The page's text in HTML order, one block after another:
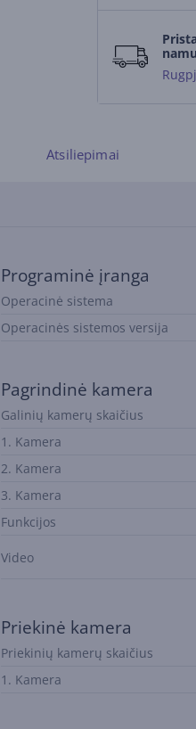
Atsiliepimai
Programinė įranga
Operacinė sistema
Operacinės sistemos versija
Pagrindinė kamera
Galinių kamerų skaičius
1. Kamera
2. Kamera
3. Kamera
Funkcijos
Video
Priekinė kamera
Priekinių kamerų skaičius
1. Kamera